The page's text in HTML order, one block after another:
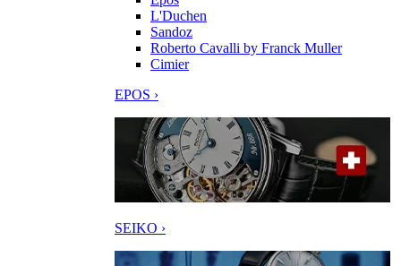
L'Duchen
Sandoz
Roberto Cavalli by Franck Muller
Cimier
EPOS ›
SEIKO ›